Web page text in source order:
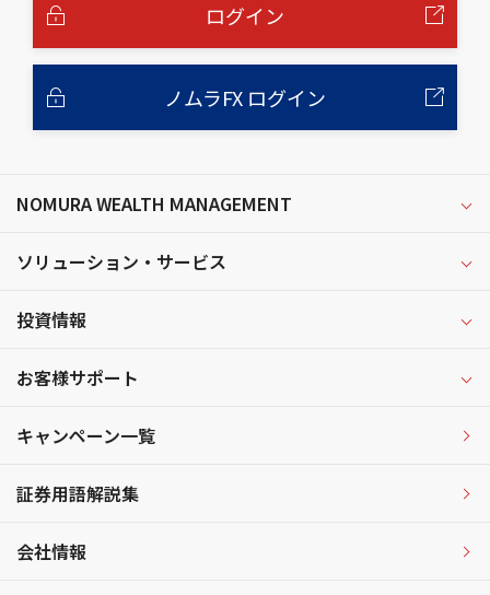
ログイン
ノムラFX ログイン
NOMURA WEALTH MANAGEMENT
ソリューション・サービス
投資情報
お客様サポート
キャンペーン一覧
証券用語解説集
会社情報